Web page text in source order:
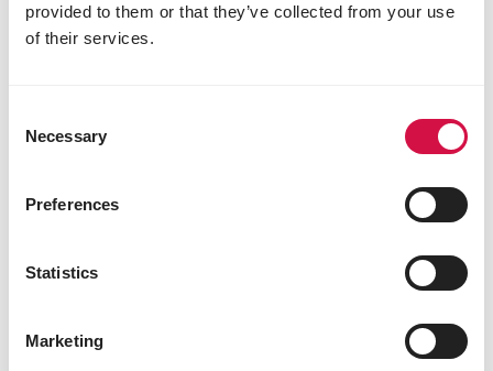
provided to them or that they’ve collected from your use
of their services.
Selection
Necessary
Preferences
Statistics
Marketing
Hoe start je op een goede manier met